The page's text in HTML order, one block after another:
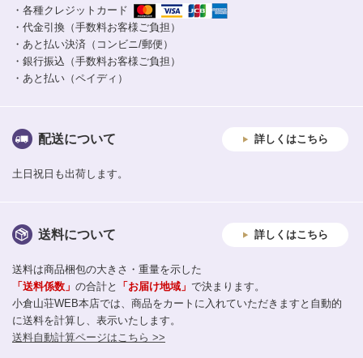
・各種クレジットカード
・代金引換（手数料お客様ご負担）
・あと払い決済（コンビニ/郵便）
・銀行振込（手数料お客様ご負担）
・あと払い（ペイディ）
配送について 詳しくはこちら
土日祝日も出荷します。
送料について 詳しくはこちら
送料は商品梱包の大きさ・重量を示した
「送料係数」 の合計と 「お届け地域」 で決まります。
小倉山荘WEB本店では、商品をカートに入れていただきますと自動的
に送料を計算し、表示いたします。
送料自動計算ページはこちら >>